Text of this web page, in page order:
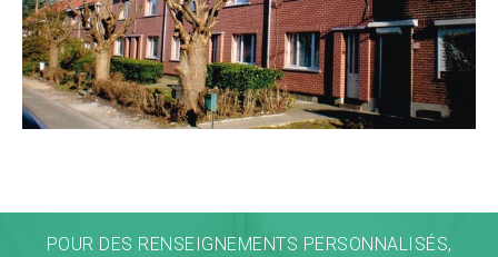
POUR DES RENSEIGNEMENTS PERSONNALISÉS,